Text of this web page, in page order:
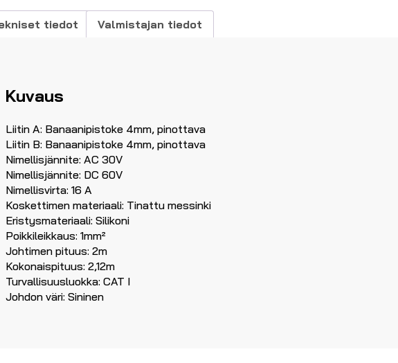
tiedot Valmistajan tiedot
Kuvaus
Liitin A: Banaanipistoke 4mm, pinottava
Liitin B: Banaanipistoke 4mm, pinottava
Nimellisjännite: AC 30V
Nimellisjännite: DC 60V
Nimellisvirta: 16 A
Koskettimen materiaali: Tinattu messinki
Eristysmateriaali: Silikoni
Poikkileikkaus: 1mm²
Johtimen pituus: 2m
Kokonaispituus: 2,12m
Turvallisuusluokka: CAT I
Johdon väri: Sininen